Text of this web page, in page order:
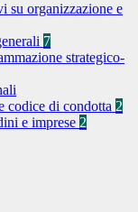
su organizzazione e
7
strategico-
codice di condotta 2
e imprese 2